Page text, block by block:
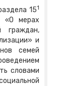
151
«О мерах
граждан,
и
семей
словами